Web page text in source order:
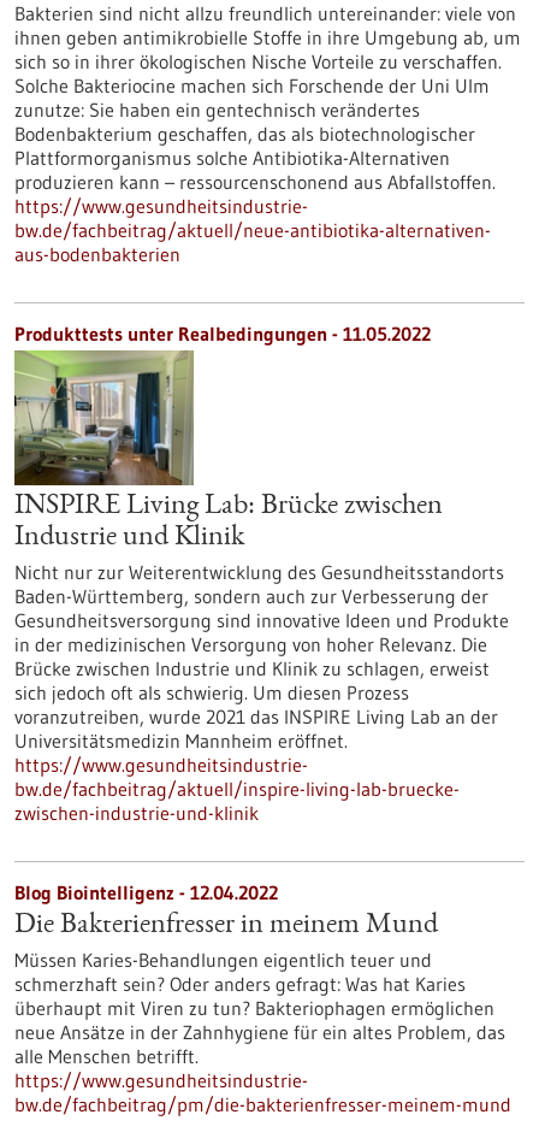
Bakterien sind nicht allzu freundlich untereinander: viele von
ihnen geben antimikrobielle Stoffe in ihre Umgebung ab, um
sich so in ihrer ökologischen Nische Vorteile zu verschaffen.
Solche Bakteriocine machen sich Forschende der Uni Ulm
zunutze: Sie haben ein gentechnisch verändertes
Bodenbakterium geschaffen, das als biotechnologischer
Plattformorganismus solche Antibiotika-Alternativen
produzieren kann – ressourcenschonend aus Abfallstoffen.
https://www.gesundheitsindustrie-
bw.de/fachbeitrag/aktuell/neue-antibiotika-alternativen-
aus-bodenbakterien
Produkttests unter Realbedingungen - 11.05.2022
INSPIRE Living Lab: Brücke zwischen
Industrie und Klinik
Nicht nur zur Weiterentwicklung des Gesundheitsstandorts
Baden-Württemberg, sondern auch zur Verbesserung der
Gesundheitsversorgung sind innovative Ideen und Produkte
in der medizinischen Versorgung von hoher Relevanz. Die
Brücke zwischen Industrie und Klinik zu schlagen, erweist
sich jedoch oft als schwierig. Um diesen Prozess
voranzutreiben, wurde 2021 das INSPIRE Living Lab an der
Universitätsmedizin Mannheim eröffnet.
https://www.gesundheitsindustrie-
bw.de/fachbeitrag/aktuell/inspire-living-lab-bruecke-
zwischen-industrie-und-klinik
Blog Biointelligenz - 12.04.2022
Die Bakterienfresser in meinem Mund
Müssen Karies-Behandlungen eigentlich teuer und
schmerzhaft sein? Oder anders gefragt: Was hat Karies
überhaupt mit Viren zu tun? Bakteriophagen ermöglichen
neue Ansätze in der Zahnhygiene für ein altes Problem, das
alle Menschen betrifft.
https://www.gesundheitsindustrie-
bw.de/fachbeitrag/pm/die-bakterienfresser-meinem-mund